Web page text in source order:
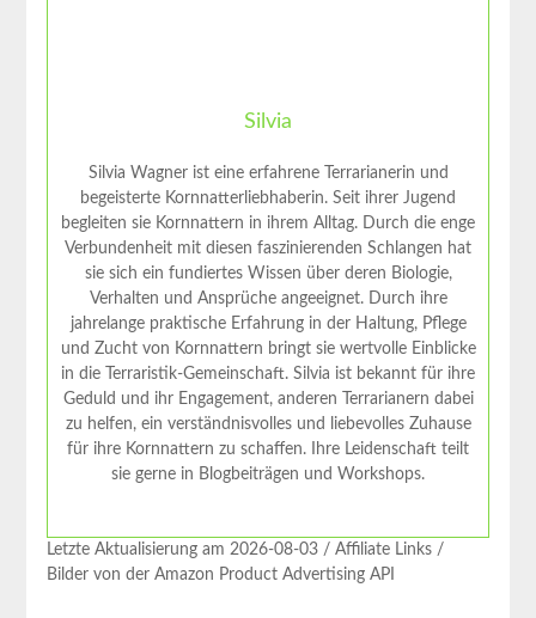
Silvia
Silvia Wagner ist eine erfahrene Terrarianerin und
begeisterte Kornnatterliebhaberin. Seit ihrer Jugend
begleiten sie Kornnattern in ihrem Alltag. Durch die enge
Verbundenheit mit diesen faszinierenden Schlangen hat
sie sich ein fundiertes Wissen über deren Biologie,
Verhalten und Ansprüche angeeignet. Durch ihre
jahrelange praktische Erfahrung in der Haltung, Pflege
und Zucht von Kornnattern bringt sie wertvolle Einblicke
in die Terraristik-Gemeinschaft. Silvia ist bekannt für ihre
Geduld und ihr Engagement, anderen Terrarianern dabei
zu helfen, ein verständnisvolles und liebevolles Zuhause
für ihre Kornnattern zu schaffen. Ihre Leidenschaft teilt
sie gerne in Blogbeiträgen und Workshops.
Letzte Aktualisierung am 2026-08-03 / Affiliate Links /
Bilder von der Amazon Product Advertising API